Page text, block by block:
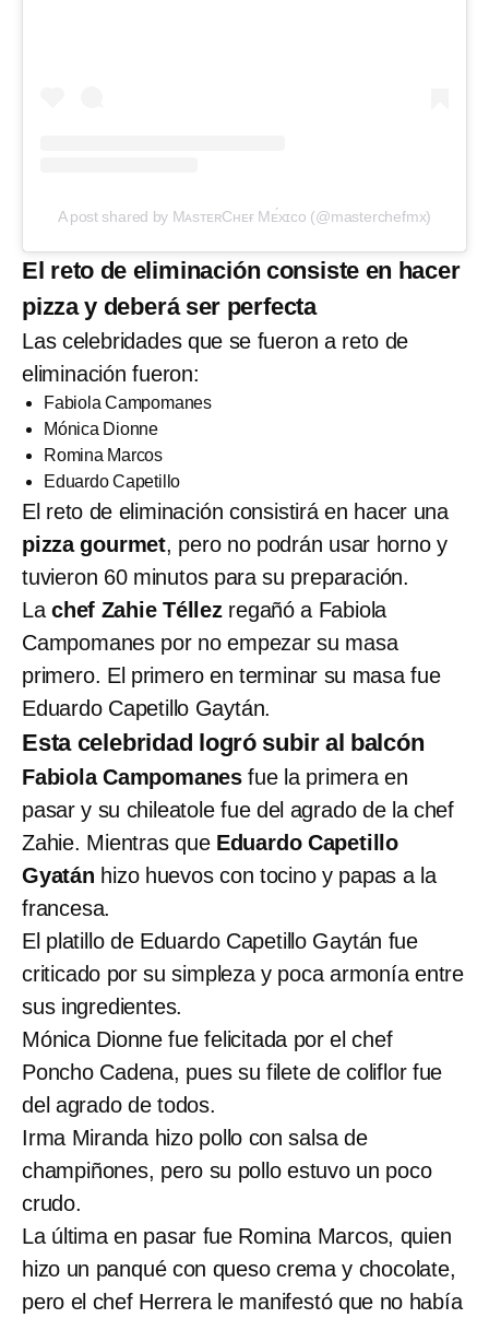
A post shared by MᴀsᴛᴇʀCʜᴇғ Mᴇ́xɪᴄᴏ (@masterchefmx)
El reto de eliminación consiste en hacer
pizza y deberá ser perfecta
Las celebridades que se fueron a reto de
eliminación fueron:
Fabiola Campomanes
Mónica Dionne
Romina Marcos
Eduardo Capetillo
El reto de eliminación consistirá en hacer una
pizza gourmet, pero no podrán usar horno y
tuvieron 60 minutos para su preparación.
La chef Zahie Téllezregañó a Fabiola
Campomanes por no empezar su masa
primero. El primero en terminar su masa fue
Eduardo Capetillo Gaytán.
Esta celebridad logró subir al balcón
Fabiola Campomanes fue la primera en
pasar y su chileatole fue del agrado de la chef
Zahie. Mientras que Eduardo Capetillo
Gyatán hizo huevos con tocino y papas a la
francesa.
El platillo de Eduardo Capetillo Gaytán fue
criticado por su simpleza y poca armonía entre
sus ingredientes.
Mónica Dionne fue felicitada por el chef
Poncho Cadena, pues su filete de coliflor fue
del agrado de todos.
Irma Miranda hizo pollo con salsa de
champiñones, pero su pollo estuvo un poco
crudo.
La última en pasar fue Romina Marcos, quien
hizo un panqué con queso crema y chocolate,
pero el chef Herrera le manifestó que no había